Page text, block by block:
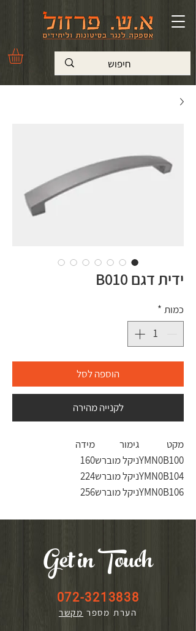
ידית דגם B010
כמות *
הוספה לסל
לקנייה מהירה
מקט גימור
מידה
YMN0B100ניקל מוברש160
YMN0B104ניקל מוברש224
YMN0B106ניקל מוברש256
Get in Touch
072-3213838
הערת מספר מקשר